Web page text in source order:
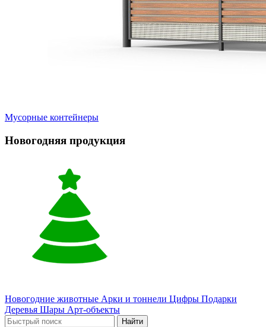
Мусорные контейнеры
Новогодняя продукция
Новогодние животные Арки и тоннели Цифры Подарки
Деревья Шары Арт-объекты
Найти